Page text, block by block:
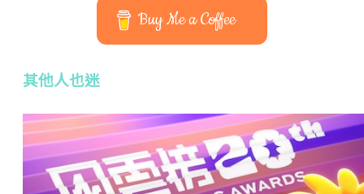
Buy Me a Coffee
其他人也迷